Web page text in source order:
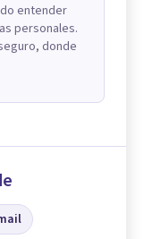
entender
personales.
donde